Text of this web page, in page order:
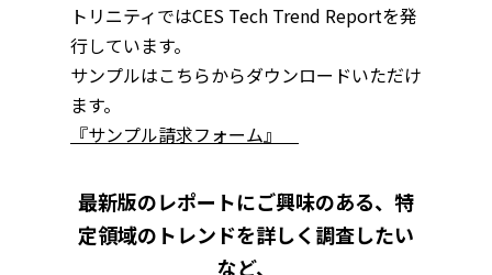
トリニティではCES Tech Trend Reportを発
行しています。
サンプルはこちらからダウンロードいただけ
ます。
『サンプル請求フォーム』
最新版のレポートにご興味のある、特
定領域のトレンドを詳しく調査したい
など、